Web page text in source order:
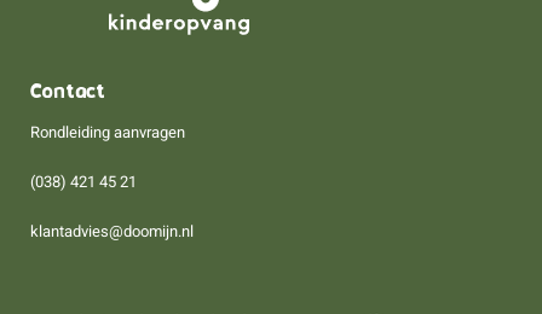
Contact
Rondleiding aanvragen
(038) 421 45 21
klantadvies@doomijn.nl